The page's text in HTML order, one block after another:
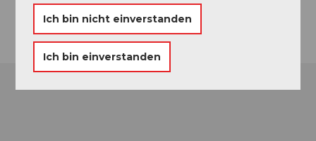
Ich bin nicht einverstanden
Ich bin einverstanden